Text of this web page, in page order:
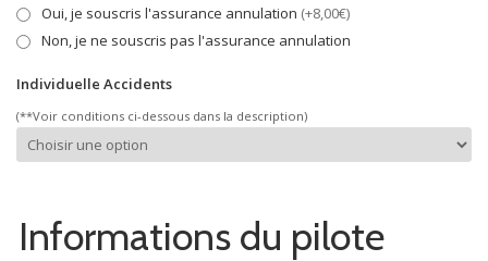
Oui, je souscris l'assurance annulation (+8,00€)
Non, je ne souscris pas l'assurance annulation
Individuelle Accidents
(**Voir conditions ci-dessous dans la description)
Informations du pilote